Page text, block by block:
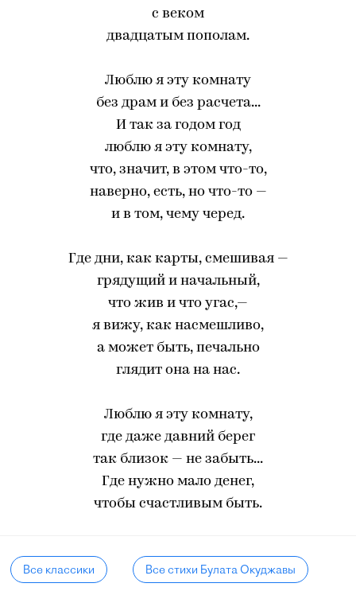
с веком
двадцатым пополам.
Люблю я эту комнату
без драм и без расчета...
И так за годом год
люблю я эту комнату,
что, значит, в этом что-то,
наверно, есть, но что-то —
и в том, чему черед.
Где дни, как карты, смешивая —
грядущий и начальный,
что жив и что угас,—
я вижу, как насмешливо,
а может быть, печально
глядит она на нас.
Люблю я эту комнату,
где даже давний берег
так близок — не забыть...
Где нужно мало денег,
чтобы счастливым быть.
Все классики Все стихи Булата Окуджавы